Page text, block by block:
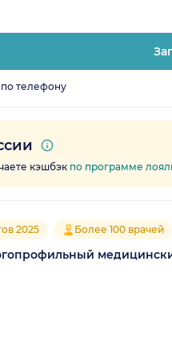
телефону
кэшбэк по программе
2025 Более 100 врачей